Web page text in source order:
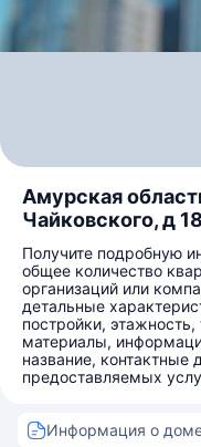
Амурская
Чайковского, д
Получите подробную
общее количество
организаций или
детальные
постройки,
материалы,
название, контактные
предоставляемых
Информация о